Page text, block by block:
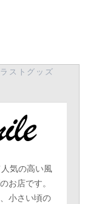
ストグッズ
気の高い風
お店です。
小さい頃の